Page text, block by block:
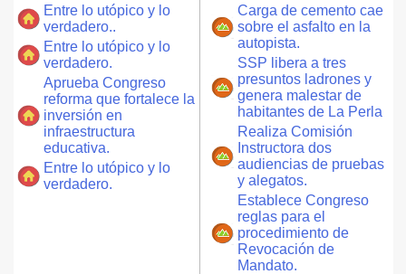
Entre lo utópico y lo
verdadero..
Entre lo utópico y lo
verdadero.
Aprueba Congreso
reforma que fortalece la
inversión en
infraestructura
educativa.
Entre lo utópico y lo
verdadero.
Carga de cemento cae
sobre el asfalto en la
autopista.
SSP libera a tres
presuntos ladrones y
genera malestar de
habitantes de La Perla
Realiza Comisión
Instructora dos
audiencias de pruebas
y alegatos.
Establece Congreso
reglas para el
procedimiento de
Revocación de
Mandato.